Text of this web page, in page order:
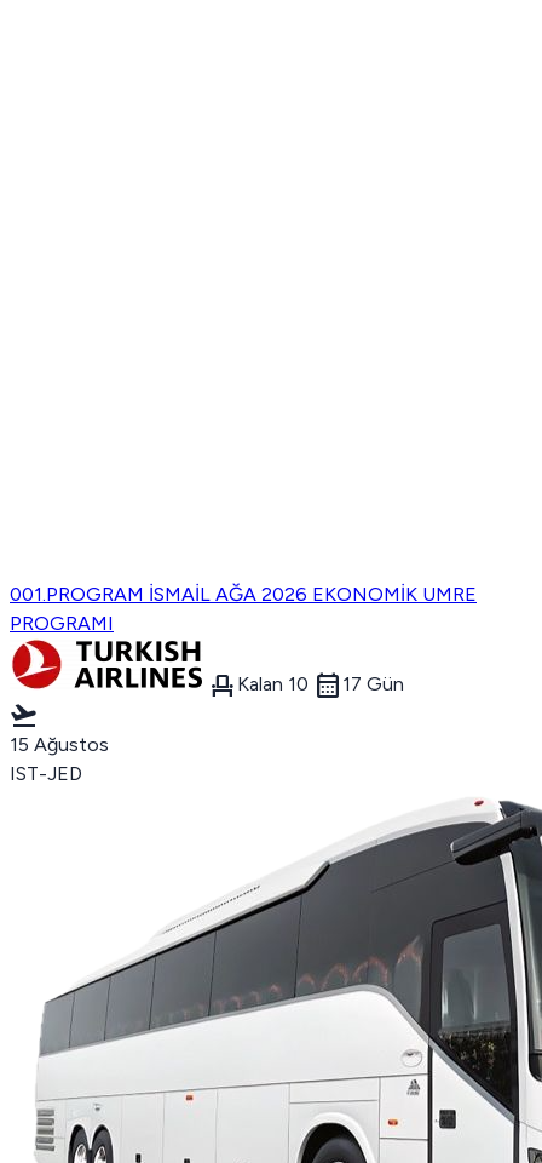
001.PROGRAM İSMAİL AĞA 2026 EKONOMİK UMRE
PROGRAMI
event_seat Kalan 10 calendar_month 17 Gün
flight_takeoff
15 Ağustos
IST-JED